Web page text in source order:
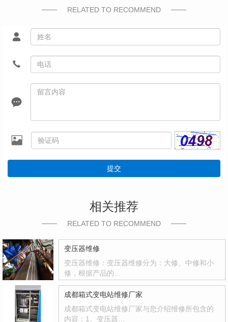
RELATED TO RECOMMEND
提交
相关推荐
RELATED TO RECOMMEND
变压器维修
变压器维修：变压器维修分为：大修、中修和小
修，根据产品的…
成都箱式变电站维修厂家
成都箱式变电站维修厂家与您介绍维修所包含的
内容：1、变压器…